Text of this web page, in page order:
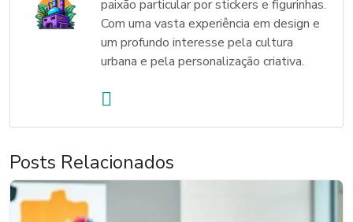
paixão particular por stickers e figurinhas.
Com uma vasta experiência em design e
um profundo interesse pela cultura
urbana e pela personalização criativa.
Posts Relacionados